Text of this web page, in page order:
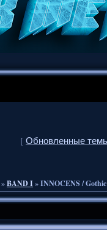
[ Обновленные
»BAND I»INNOCENS /